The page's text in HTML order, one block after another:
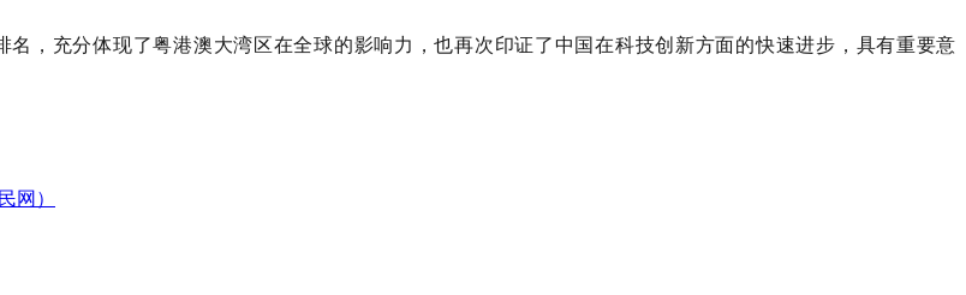
，充分体现了粤港澳大湾区在全球的影响力，也再次印证了中国在科技创新方面的快速进步，具有重要意
网）